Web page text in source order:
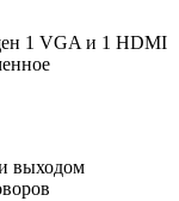
1 VGA и 1 HDMI
выходом